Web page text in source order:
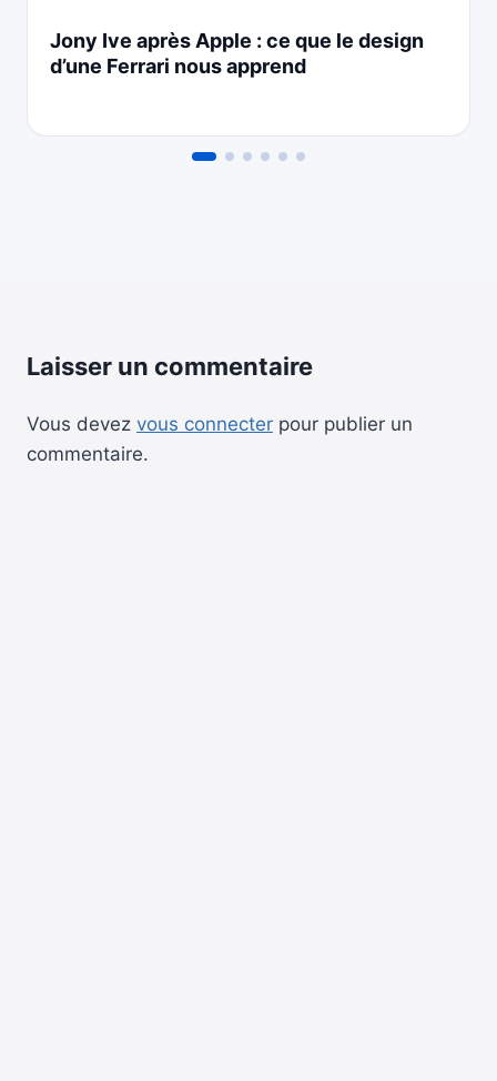
Jony Ive après Apple : ce que le design
d’une Ferrari nous apprend
Laisser un commentaire
Vous devez vous connecter pour publier un
commentaire.